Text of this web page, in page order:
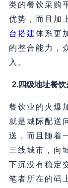
类的餐饮采购
优势，而且加
台搭建体系更
的整合能力，
入。
2.四级地址餐
餐饮业的火爆
就是城际配送
送，而且随着
三线城市，向
下沉没有稳定
笔者所在的码